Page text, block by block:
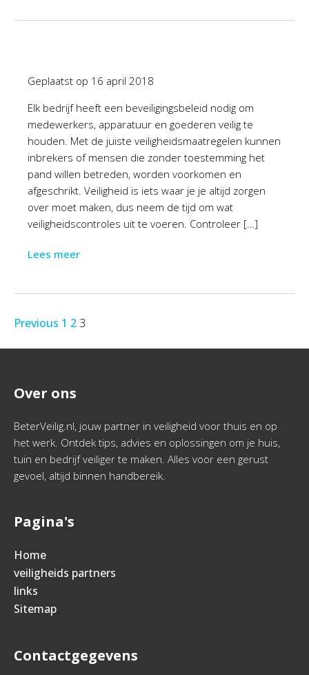
Geplaatst op 16 april 2018
Elk bedrijf heeft een beveiligingsbeleid nodig om
medewerkers, apparatuur en goederen veilig te
houden. Met de juiste veiligheidsmaatregelen kunnen
inbrekers of mensen die zonder toestemming het
pand willen betreden, worden voorkomen en
afgeschrikt. Veiligheid is iets waar je je altijd zorgen
over moet maken, dus neem de tijd om wat
veiligheidscontroles uit te voeren. Controleer […]
Lees meer
Previous 1 2 3
Over ons
BeterVeilig.nl, jouw partner in veiligheid voor thuis en op
het werk. Ontdek tips, advies en oplossingen om je huis,
tuin en bedrijf veiliger te maken. Alles voor een gerust
gevoel, altijd binnen handbereik.
Pagina's
Home
veiligheids partners
links
Sitemap
Contactgegevens